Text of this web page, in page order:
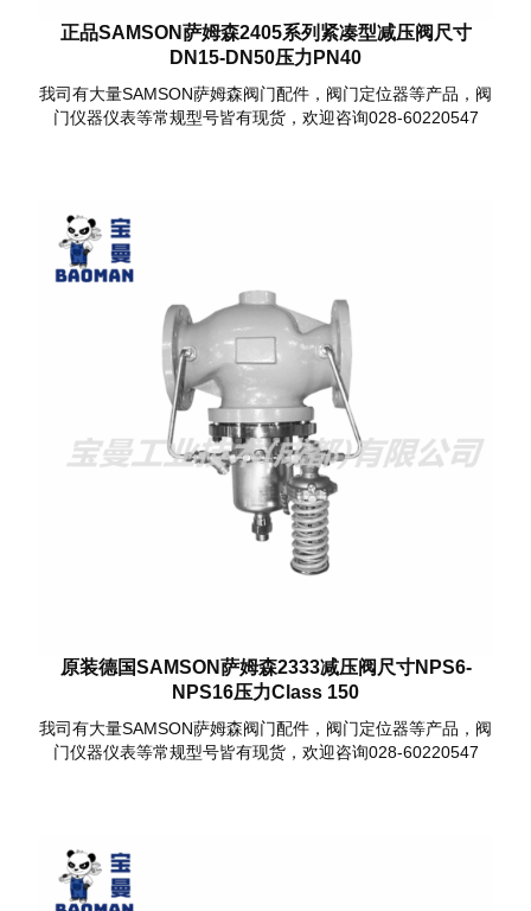
正品SAMSON萨姆森2405系列紧凑型减压阀尺寸
DN15-DN50压力PN40
我司有大量SAMSON萨姆森阀门配件，阀门定位器等产品，阀
门仪器仪表等常规型号皆有现货，欢迎咨询028-60220547
原装德国SAMSON萨姆森2333减压阀尺寸NPS6-
NPS16压力Class 150
我司有大量SAMSON萨姆森阀门配件，阀门定位器等产品，阀
门仪器仪表等常规型号皆有现货，欢迎咨询028-60220547